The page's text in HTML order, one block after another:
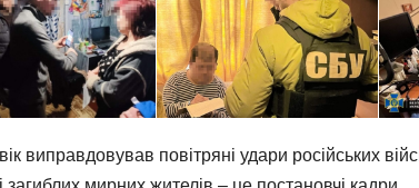
виправдовував повітряні удари російських